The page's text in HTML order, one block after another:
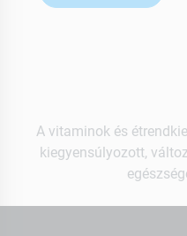
A vitaminok és
kiegyensúlyozott,